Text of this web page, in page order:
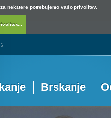
nekatere potrebujemo vašo privolitev.
Brskanje